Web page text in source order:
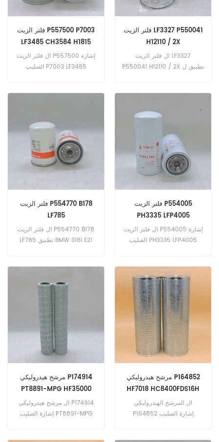
فلتر الزيت P557500 P7003
LF3485 CH3584 H1815
ال فلتر الزيت P557500 إشارة
الصليب P7003 LF3485
محددة). 3508 (هندسة غير
محددة) .Demag H185
(Caterpillar 3508DITA eng).
تامروك D90KS (كاتربيلر
3508TA هندسة). D90KS
فلتر الزيت LF3327 P550041
H12110 / 2X
ال فلتر الزيت LF3327
P550041 H12110 / 2X تطبيق ل
22.240 ؛ 26.240 ؛ 30.240 w
/ D2556 المهندس نيو هولاند
م.
فلتر الزيت P554770 B178
LF785
ال فلتر الزيت P554770 B178
LF785 تطبيق BMW 318i E21
Deutz F2L410 Eng. Deutz AG
Fahr KHD BF4L ؛ BF4M1011 مع
فلتر الزيت P554005
PH3335 LFP4005
WD13145 / 1 C-5502
ال فلتر الزيت P554005 إشارة
الصليب PH3335 LFP4005
Daewoo 90 (هندسة غير
محددة). D9KO42 ؛ DPKO64
(هندسة غير محددة).
مرشح هيدروليكي P174914
PT8891-MPG HF35000
ال مرشح هيدروليكي P174914
إشارة الصليب PT8891-MPG
مرشح هيدروليكي P164852
HF7018 HC8400FDS16H
H9021
ال المرشح الهيدروليكي
P164852 إشارة الصليب